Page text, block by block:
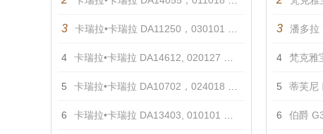
3 卡瑞拉•卡瑞拉 DA11250，030101 耳饰
4 卡瑞拉•卡瑞拉 DA14612, 020127 手镯
5 卡瑞拉•卡瑞拉 DA10702，024018 项链
6 卡瑞拉•卡瑞拉 DA13403, 010101 戒指
3 潘多拉
4 梵克雅
5 蒂芙尼
6 伯爵